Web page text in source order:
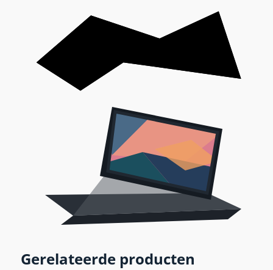
Gerelateerde producten